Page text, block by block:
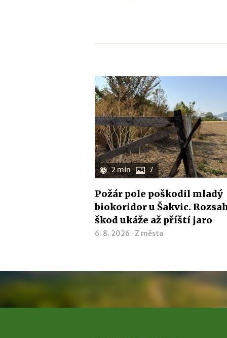
2 min 7
Požár pole poškodil mladý
biokoridor u Šakvic.
škod ukáže až příští jaro
6. 8. 2026 · Z města